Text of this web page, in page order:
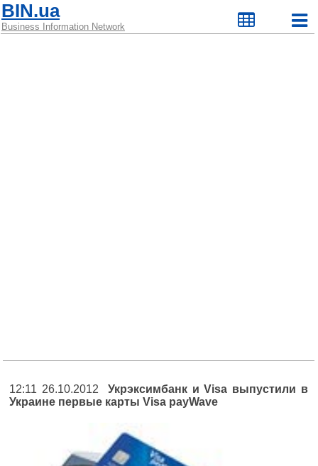
BIN.ua
Business Information Network
12:11 26.10.2012 Укрэксимбанк и Visa выпустили в
Украине первые карты Visa payWave